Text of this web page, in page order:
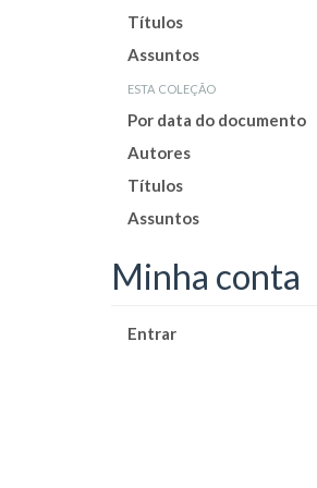
Títulos
Assuntos
esta coleção
Por data do documento
Autores
Títulos
Assuntos
Minha conta
Entrar